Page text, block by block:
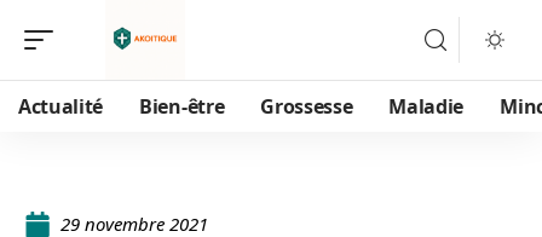
Actualité Bien-être Grossesse Maladie
29 novembre 2021